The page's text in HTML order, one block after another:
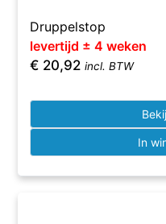
Druppelstop
levertijd ± 4 weken
€ 20,92 incl. BTW
In